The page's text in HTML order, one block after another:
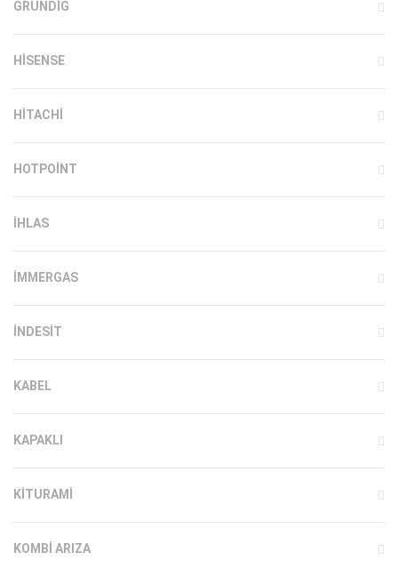
GRUNDIG
HISENSE
HITACHI
HOTPOINT
IHLAS
İMMERGAS
INDESIT
KABEL
KAPAKLI
KITURAMI
KOMBI ARIZA